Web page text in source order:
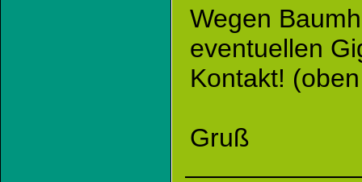
Wegen
eventuellen
Kontakt!
Gruß